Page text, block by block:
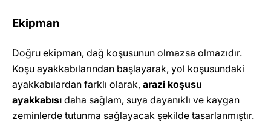
Ekipman
Doğru ekipman, dağ koşusunun olmazsa olmazıdır.
Koşu ayakkabılarından başlayarak, yol koşusundaki
ayakkabılardan farklı olarak, arazi koşusu
ayakkabısı daha sağlam, suya dayanıklı ve kaygan
zeminlerde tutunma sağlayacak şekilde tasarlanmıştır.